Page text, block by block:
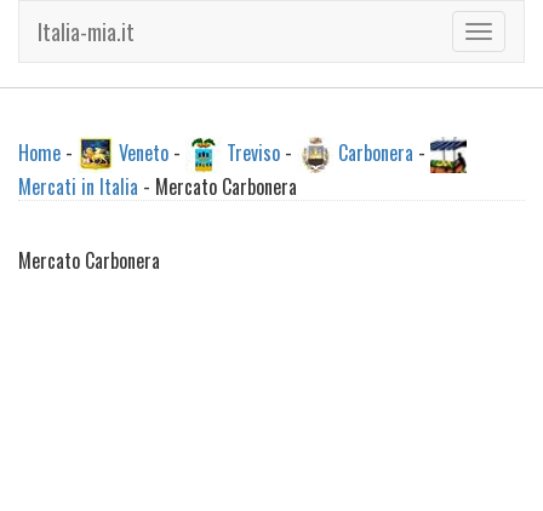
Toggle
Italia-mia.it
Home - Veneto - Treviso - Carbonera -
Mercati in Italia - Mercato Carbonera
Mercato Carbonera